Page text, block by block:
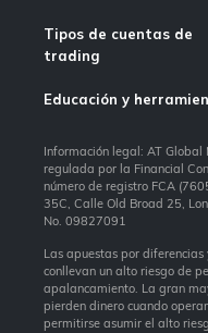
Tipos de cuentas de
trading
Educación y
Información legal: AT
regulada por la Financial
número de registro FCA
35C, Calle Old Broad 25,
No. 09827091
Las apuestas por diferencias
conllevan un alto riesgo de
apalancamiento. La gran
pierden dinero cuando
permitirse asumir el alto